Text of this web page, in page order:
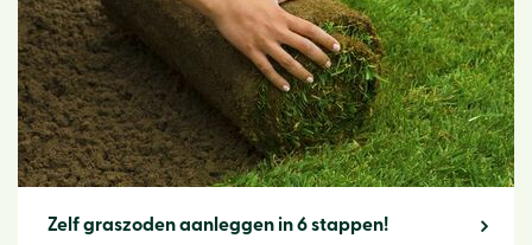
Zelf graszoden aanleggen in 6 stappen!